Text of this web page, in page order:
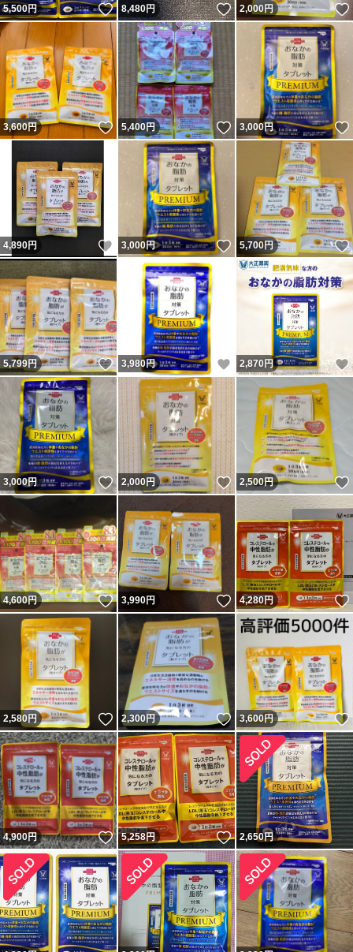
5,500円 いいね！
8,480円 いいね！
2,000円
3,600円 いいね！
5,400円 いいね！
3,000円
4,890円 いいね！
3,000円 いいね！
5,700円
5,799円 いいね！
3,980円 いいね！
2,870円
3,000円 いいね！
2,000円 いいね！
2,500円
4,600円 いいね！
3,990円 いいね！
4,280円
2,580円 いいね！
2,300円 いいね！
3,600円
4,900円 いいね！
5,258円 いいね！
2,650円